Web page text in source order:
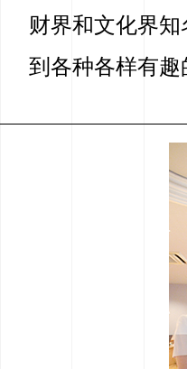
财界和文化界
到各种各样有趣